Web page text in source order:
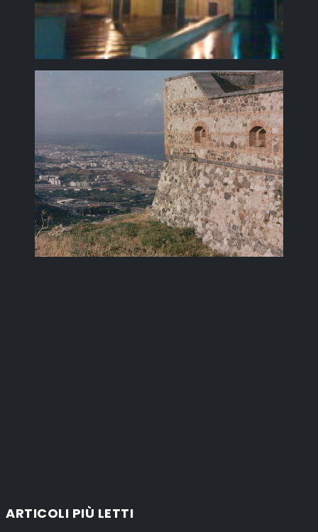
ARTICOLI PIÙ LETTI